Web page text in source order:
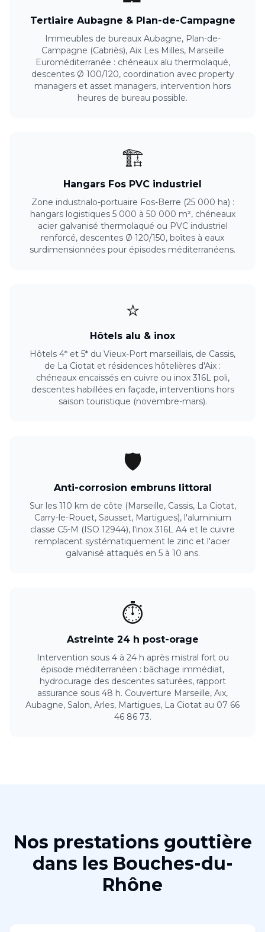
Tertiaire Aubagne & Plan-de-Campagne
Immeubles de bureaux Aubagne, Plan-de-
Campagne (Cabriès), Aix Les Milles, Marseille
Euroméditerranée : chéneaux alu thermolaqué,
descentes Ø 100/120, coordination avec property
managers et asset managers, intervention hors
heures de bureau possible.
🏗️
Hangars Fos PVC industriel
Zone industrialo-portuaire Fos-Berre (25 000 ha) :
hangars logistiques 5 000 à 50 000 m², chéneaux
acier galvanisé thermolaqué ou PVC industriel
renforcé, descentes Ø 120/150, boîtes à eaux
surdimensionnées pour épisodes méditerranéens.
⭐
Hôtels alu & inox
Hôtels 4* et 5* du Vieux-Port marseillais, de Cassis,
de La Ciotat et résidences hôtelières d'Aix :
chéneaux encaissés en cuivre ou inox 316L poli,
descentes habillées en façade, interventions hors
saison touristique (novembre-mars).
🛡️
Anti-corrosion embruns littoral
Sur les 110 km de côte (Marseille, Cassis, La Ciotat,
Carry-le-Rouet, Sausset, Martigues), l'aluminium
classe C5-M (ISO 12944), l'inox 316L A4 et le cuivre
remplacent systématiquement le zinc et l'acier
galvanisé attaqués en 5 à 10 ans.
⏱️
Astreinte 24 h post-orage
Intervention sous 4 à 24 h après mistral fort ou
épisode méditerranéen : bâchage immédiat,
hydrocurage des descentes saturées, rapport
assurance sous 48 h. Couverture Marseille, Aix,
Aubagne, Salon, Arles, Martigues, La Ciotat au 07 66
46 86 73.
Nos prestations gouttière
dans les Bouches-du-
Rhône